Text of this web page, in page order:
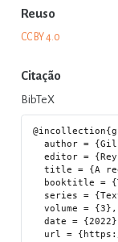
Reuso
CC BY 4.0
Citação
BibTeX
  author = {Gilson Ribeiro, Leo},
  editor = {Rey Puente, Fernando},
  title = {A redescoberta de Henry James I},
  volume = {3},
  date = {2022},